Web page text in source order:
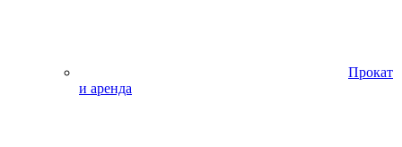
Прокат
и аренда